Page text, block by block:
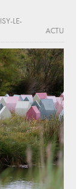
LE-
ACTU